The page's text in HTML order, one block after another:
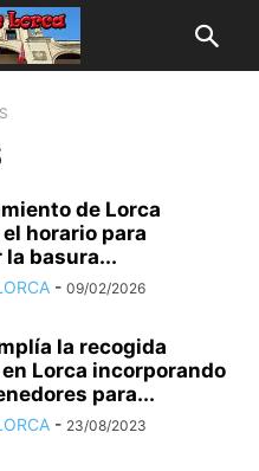
de Lorca
horario para
basura...
- 09/02/2026
la recogida
Lorca incorporando
para...
- 23/08/2023